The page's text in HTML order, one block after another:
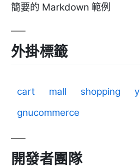
簡要的 Markdown 範例
外掛標籤
cart mall shopping
gnucommerce
開發者團隊